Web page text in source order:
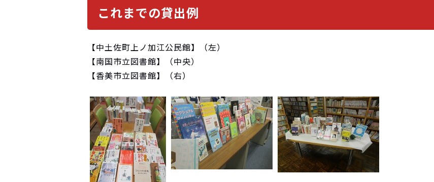
これまでの貸出例
【中土佐町上ノ加江公民館】（左）
【南国市立図書館】（中央）
【香美市立図書館】（右）